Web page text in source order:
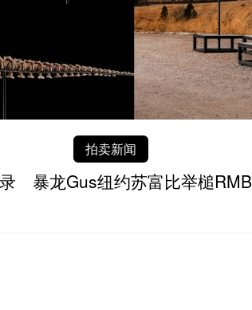
《奥德赛》前的英雄史诗 七幅